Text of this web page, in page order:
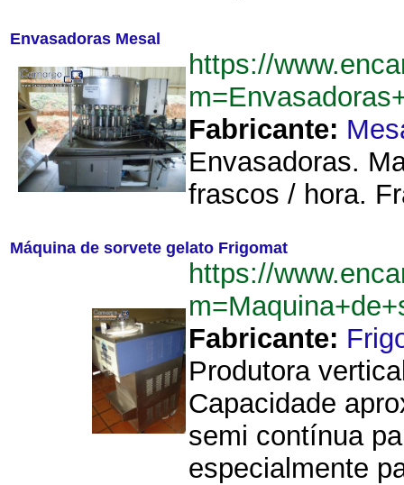
Envasadoras Mesal
https://
Fabricante:
Envasadoras.
frascos / hora.
Máquina de sorvete gelato Frigomat
https://
Fabricante:
Produtora
Capacidade
semi contínua
especialmente